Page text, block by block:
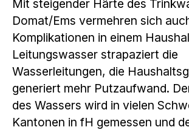
Mit steigender Härte des
Domat/Ems vermehren sich
Komplikationen in einem
Leitungswasser strapaziert die
Wasserleitungen, die
generiert mehr Putzaufwand.
des Wassers wird in vielen
Kantonen in fH gemessen und